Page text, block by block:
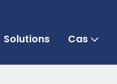
Solutions Cas